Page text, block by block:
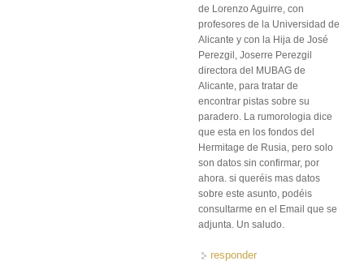
de Lorenzo Aguirre, con
profesores de la Universidad de
Alicante y con la Hija de José
Perezgil, Joserre Perezgil
directora del MUBAG de
Alicante, para tratar de
encontrar pistas sobre su
paradero. La rumorologia dice
que esta en los fondos del
Hermitage de Rusia, pero solo
son datos sin confirmar, por
ahora. si queréis mas datos
sobre este asunto, podéis
consultarme en el Email que se
adjunta. Un saludo.
responder